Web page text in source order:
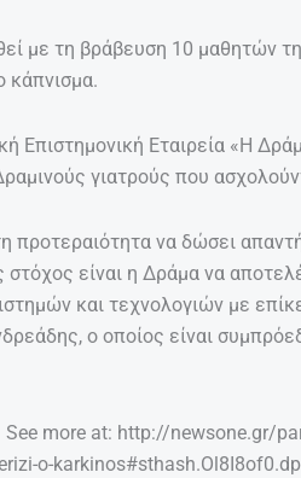
με τη βράβευση 10 μαθητών
κάπνισμα.
Επιστημονική Εταιρεία «Η
γιατρούς που
προτεραιότητα να δώσει
είναι η Δράμα να
και τεχνολογιών με
ο οποίος είναι
more at: http://newsone.gr/
o-